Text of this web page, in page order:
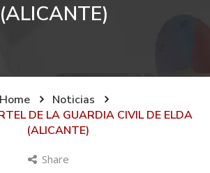
(ALICANTE)
Home
Noticias
DE LA GUARDIA CIVIL DE ELDA
(ALICANTE)
Share